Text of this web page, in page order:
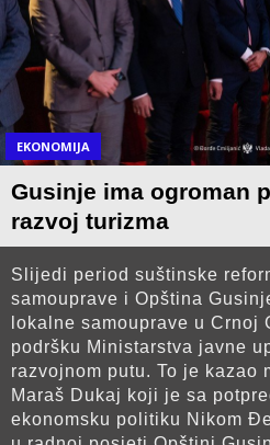
EKONOMIJA
Gusinje ima ogroman
razvoj turizma
Slijedi period suštinske
samouprave i Opština
lokalne samouprave u Crnoj
podršku Ministarstva javne
razvojnom putu. To je kazao
Maraš Dukaj koji je sa
ekonomsku politiku Nikom